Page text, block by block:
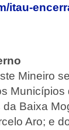
itau-
Mineiro
Baixa
Aro; e